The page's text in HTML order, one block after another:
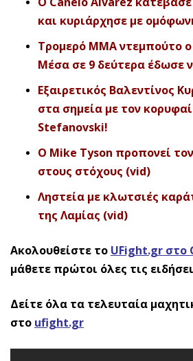
και κυριάρχησε με
Τρομερό ΜΜΑ ντεμπούτο o
Μέσα σε 9 δεύτερα έδωσε
Εξαιρετικός Βαλεντίνος
στα σημεία με τον
Stefanovski!
O Mike Tyson προπονεί
στους στόχους (vid)
Ληστεία με κλωτσιές
της Λαμίας (vid)
Ακολουθείστε το UFight.gr στο
μάθετε πρώτοι όλες τις
Δείτε όλα τα τελευταία
στο ufight.gr